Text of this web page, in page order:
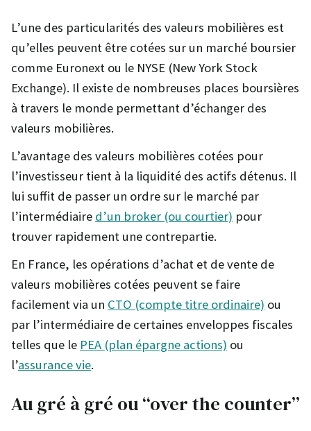
L’une des particularités des valeurs mobilières est
qu’elles peuvent être cotées sur un marché boursier
comme Euronext ou le NYSE (New York Stock
Exchange). Il existe de nombreuses places boursières
à travers le monde permettant d’échanger des
valeurs mobilières.
L’avantage des valeurs mobilières cotées pour
l’investisseur tient à la liquidité des actifs détenus. Il
lui suffit de passer un ordre sur le marché par
l’intermédiaire d’un broker (ou courtier) pour
trouver rapidement une contrepartie.
En France, les opérations d’achat et de vente de
valeurs mobilières cotées peuvent se faire
facilement via un CTO (compte titre ordinaire) ou
par l’intermédiaire de certaines enveloppes fiscales
telles que le PEA (plan épargne actions) ou
l’assurance vie.
Au gré à gré ou “over the counter”